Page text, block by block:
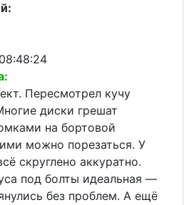
Пересмотрел кучу
диски грешат
на бортовой
можно порезаться. У
скруглено аккуратно.
под болты идеальная —
без проблем. А ещё